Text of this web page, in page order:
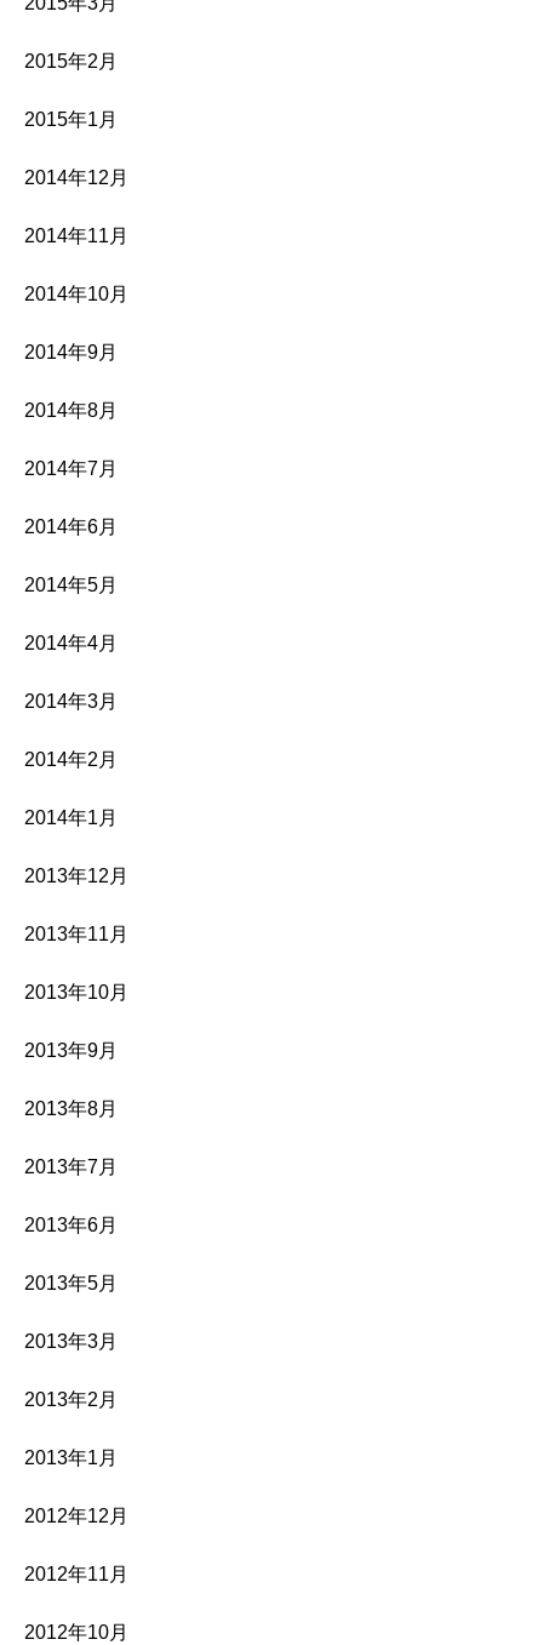
2015年2月
2015年1月
2014年12月
2014年11月
2014年10月
2014年9月
2014年8月
2014年7月
2014年6月
2014年5月
2014年4月
2014年3月
2014年2月
2014年1月
2013年12月
2013年11月
2013年10月
2013年9月
2013年8月
2013年7月
2013年6月
2013年5月
2013年3月
2013年2月
2013年1月
2012年12月
2012年11月
2012年10月